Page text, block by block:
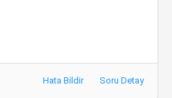
Hata Bildir Soru Detay